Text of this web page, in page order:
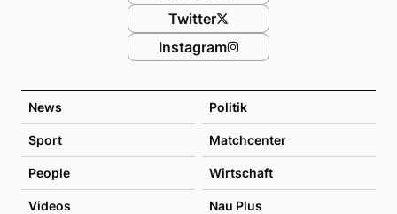
News Politik
Sport Matchcenter
People Wirtschaft
Videos Nau Plus
Twitter
Instagram